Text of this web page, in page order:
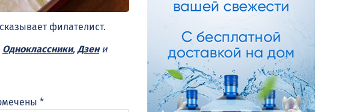
филателист.
Одноклассники, Дзени
*